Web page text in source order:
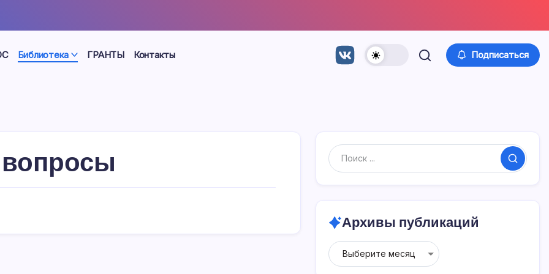
Библиотека ГРАНТЫ Контакты Подписаться
Поиск
Архивы публикаций
Архивы
публикаций